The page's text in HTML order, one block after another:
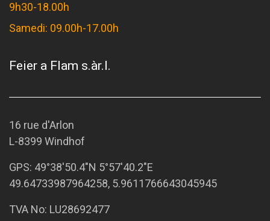
9h30-18.00h
Samedi: 09.00h-17.00h
Feier a Flam s.àr.l.
16 rue d'Arlon
L-8399 Windhof
GPS: 49°38'50.4"N 5°57'40.2"E
49.64733987964258, 5.9611766643045945
TVA No: LU28692477